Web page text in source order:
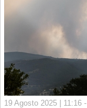
19 Agosto 2025 | 11:16 -